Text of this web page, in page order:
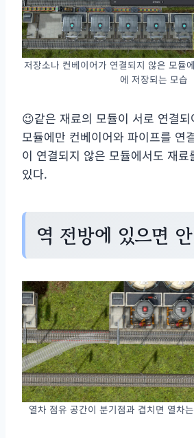
저장소나 컨베이어가 연결되지 않은 모듈
에 저장되는 모습
😉같은 재료의 모듈이 서로 연결
모듈에만 컨베이어와 파이프를 연
이 연결되지 않은 모듈에서도 재
있다.
역 전방에 있으면
열차 점유 공간이 분기점과 겹치면 열차